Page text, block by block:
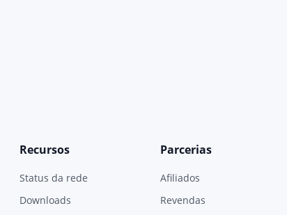
Recursos
Status da rede
Downloads
Parcerias
Afiliados
Revendas